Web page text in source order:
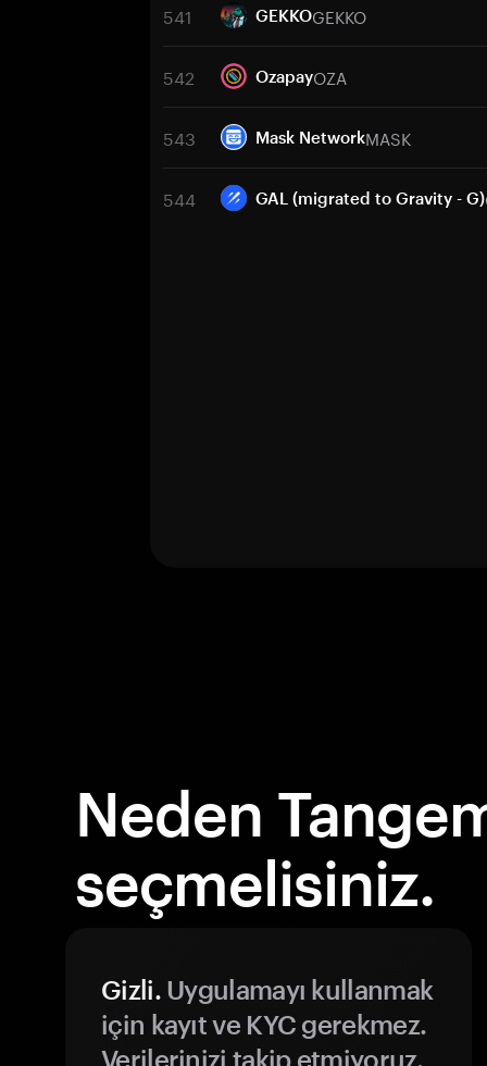
541 GEKKOGEKKO
542 OzapayOZA
543 Mask NetworkMASK
544 GAL (migrated to Gravity - G)
Neden
seçmelisiniz.
Gizli.Uygulamayı kullanmak
için kayıt ve KYC gerekmez.
Verilerinizi takip etmiyoruz.